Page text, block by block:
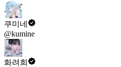
쿠미네
@kumine
화려희